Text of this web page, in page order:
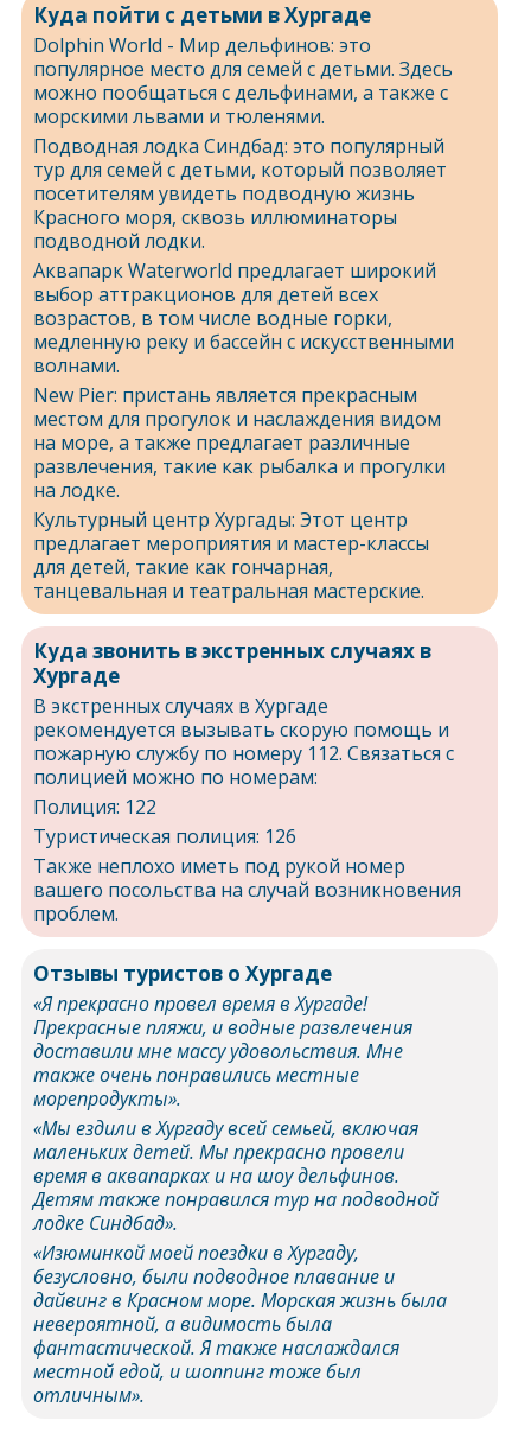
Куда пойти с детьми в Хургаде
Dolphin World - Мир дельфинов: это
популярное место для семей с детьми. Здесь
можно пообщаться с дельфинами, а также с
морскими львами и тюленями.
Подводная лодка Синдбад: это популярный
тур для семей с детьми, который позволяет
посетителям увидеть подводную жизнь
Красного моря, сквозь иллюминаторы
подводной лодки.
Аквапарк Waterworld предлагает широкий
выбор аттракционов для детей всех
возрастов, в том числе водные горки,
медленную реку и бассейн с искусственными
волнами.
New Pier: пристань является прекрасным
местом для прогулок и наслаждения видом
на море, а также предлагает различные
развлечения, такие как рыбалка и прогулки
на лодке.
Культурный центр Хургады: Этот центр
предлагает мероприятия и мастер-классы
для детей, такие как гончарная,
танцевальная и театральная мастерские.
Куда звонить в экстренных случаях в
Хургаде
В экстренных случаях в Хургаде
рекомендуется вызывать скорую помощь и
пожарную службу по номеру 112. Связаться с
полицией можно по номерам:
Полиция: 122
Туристическая полиция: 126
Также неплохо иметь под рукой номер
вашего посольства на случай возникновения
проблем.
Отзывы туристов о Хургаде
«Я прекрасно провел время в Хургаде!
Прекрасные пляжи, и водные развлечения
доставили мне массу удовольствия. Мне
также очень понравились местные
морепродукты».
«Мы ездили в Хургаду всей семьей, включая
маленьких детей. Мы прекрасно провели
время в аквапарках и на шоу дельфинов.
Детям также понравился тур на подводной
лодке Синдбад».
«Изюминкой моей поездки в Хургаду,
безусловно, были подводное плавание и
дайвинг в Красном море. Морская жизнь была
невероятной, а видимость была
фантастической. Я также наслаждался
местной едой, и шоппинг тоже был
отличным».